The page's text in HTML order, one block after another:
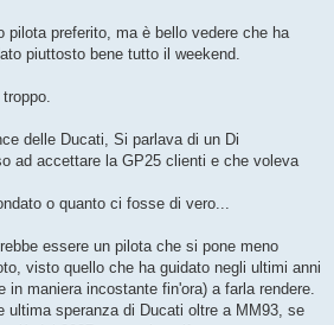
pilota preferito, ma è bello vedere che ha
piuttosto bene tutto il weekend.
delle Ducati, Si parlava di un Di
ad accettare la GP25 clienti e che voleva
o quanto ci fosse di vero...
essere un pilota che si pone meno
visto quello che ha guidato negli ultimi anni
maniera incostante fin'ora) a farla rendere.
ultima speranza di Ducati oltre a MM93, se